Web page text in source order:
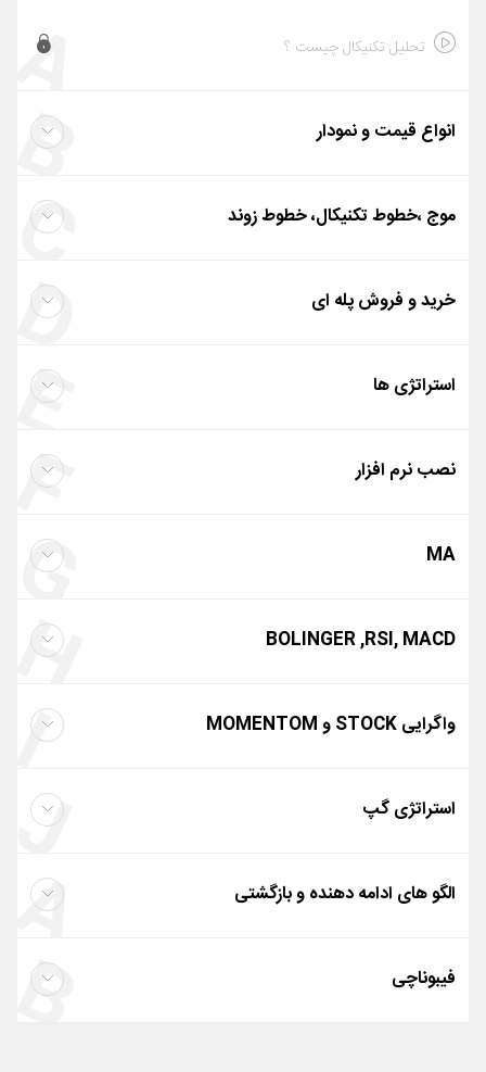
تحلیل تکنیکال چیست ؟
انواع قیمت و نمودار
انواع قیمت رایگان موج ،خطوط تکنیکال، خطوط زوند
موج ،خطوط تکنیکال، خطوط زوند
خرید و فروش پله ای
خرید و فروش پله ای
استراتژی ها
استراتژی ها
نصب نرم افزار
رایگان MA
MA
BOLINGER ,RSI, MACD
BOLINGER ,RSI, MACDواگرایی STOCK و MOMENTOM
واگرایی STOCK و MOMENTOM
استراتژی گپ
استراتژی گپ
الگو های ادامه دهنده و بازگشتی
الگو های ادامه دهندهفیبوناچی